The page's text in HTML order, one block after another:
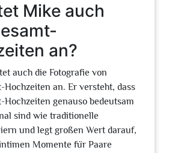
Mike auch
an?
auch die Fotografie von
Hochzeiten an. Er versteht, dass
Hochzeiten genauso bedeutsam
sind wie traditionelle
und legt großen Wert darauf,
Momente für Paare